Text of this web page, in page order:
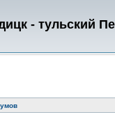
- тульский